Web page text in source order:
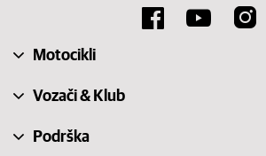
Motocikli
Vozači & Klub
Podrška